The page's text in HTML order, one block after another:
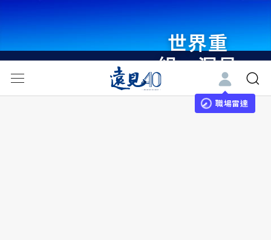
世界重
組・洞見
未來 與
世界領袖
職場雷達